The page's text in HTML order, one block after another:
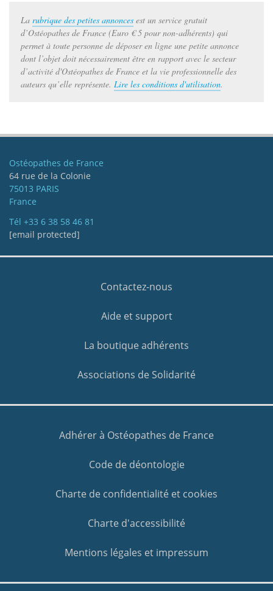
La rubrique des petites annonces est un service gratuit
d’Ostéopathes de France (Euro € 5 pour non-adhérents) qui
permet à toute personne de déposer en ligne une petite annonce
dont l’objet doit nécessairement être en rapport avec le secteur
d’activité d'Ostéopathes de France et la vie professionnelle des
auteurs qu’elle représente. Lire les conditions d'utilisation.
Ostéopathes de France
64 rue de la Colonie
75013 PARIS
France
Tél +33 6 38 58 46 81
[email protected]
Contactez-nous
Aide et support
La boutique adhérents
Associations de Solidarité
Adhérer à Ostéopathes de France
Code de déontologie
Charte de confidentialité et cookies
Charte d'accessibilité
Mentions légales et impressum